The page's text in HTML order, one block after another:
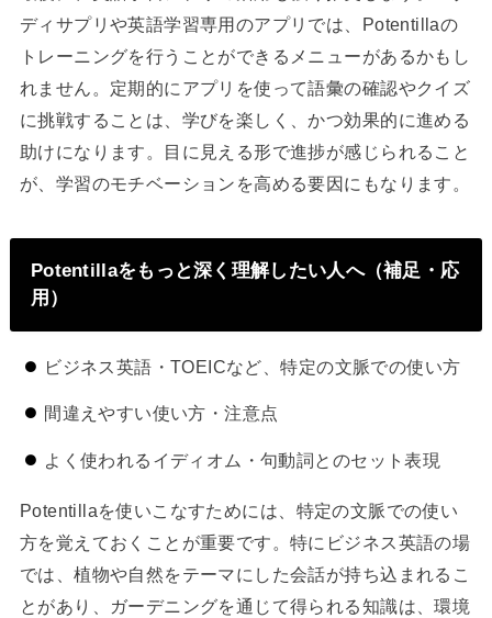
ディサプリや英語学習専用のアプリでは、Potentillaの
トレーニングを行うことができるメニューがあるかもし
れません。定期的にアプリを使って語彙の確認やクイズ
に挑戦することは、学びを楽しく、かつ効果的に進める
助けになります。目に見える形で進捗が感じられること
が、学習のモチベーションを高める要因にもなります。
Potentillaをもっと深く理解したい人へ（補足・応
用）
ビジネス英語・TOEICなど、特定の文脈での使い方
間違えやすい使い方・注意点
よく使われるイディオム・句動詞とのセット表現
Potentillaを使いこなすためには、特定の文脈での使い
方を覚えておくことが重要です。特にビジネス英語の場
では、植物や自然をテーマにした会話が持ち込まれるこ
とがあり、ガーデニングを通じて得られる知識は、環境